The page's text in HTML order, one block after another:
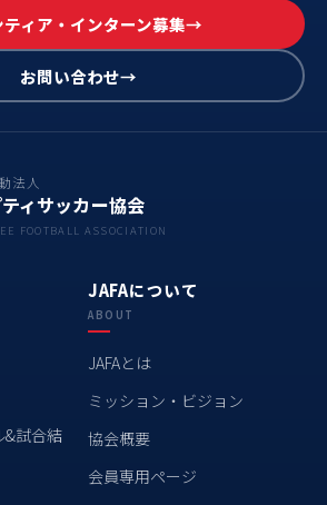
ィア・インターン募集
お問い合わせ
法人
ィサッカー協会
FOOTBALL ASSOCIATION
&試合結
JAFAについて
ABOUT
JAFAとは
ミッション・ビジョン
協会概要
会員専用ページ